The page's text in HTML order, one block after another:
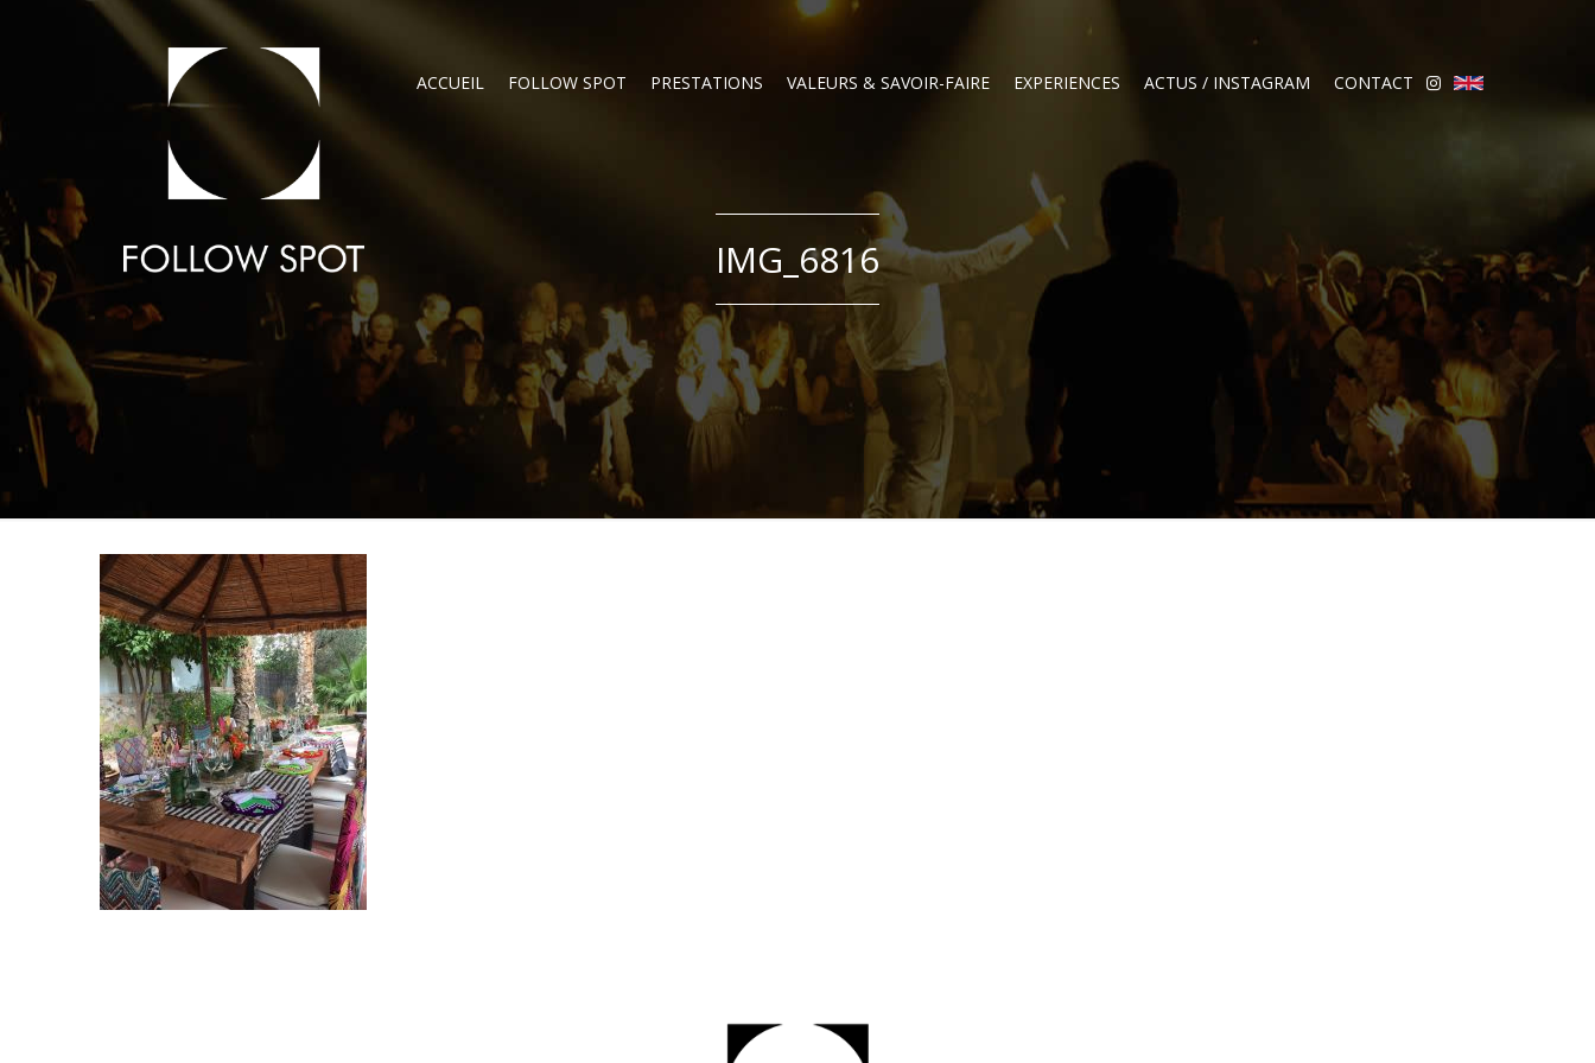
ACCUEIL FOLLOW SPOT PRESTATIONS VALEURS & SAVOIR-FAIRE EXPERIENCES ACTUS / INSTAGRAM CONTACT
IMG_6816